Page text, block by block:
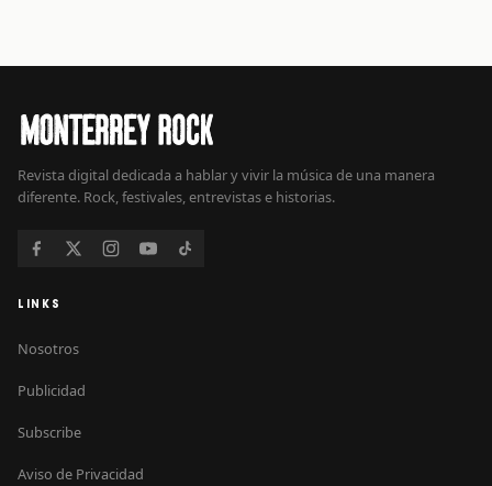
Revista digital dedicada a hablar y vivir la música de una manera
diferente. Rock, festivales, entrevistas e historias.
LINKS
Nosotros
Publicidad
Subscribe
Aviso de Privacidad